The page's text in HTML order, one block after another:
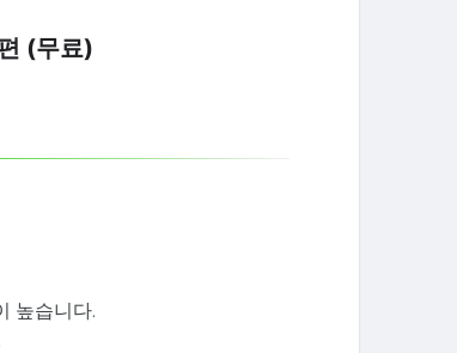
(무료)
높습니다.